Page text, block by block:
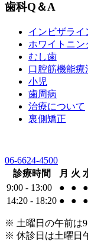
歯科Q＆A
インビザライ
ホワイトニン
むし歯
口腔筋機能療
小児
歯周病
治療について
裏側矯正
06-6624-4500
診療時間
月 火
9:00 - 13:00
● ● ●
14:20 - 18:20 ● ● ●
※ 土曜日の午前は
※ 休診日は土曜日